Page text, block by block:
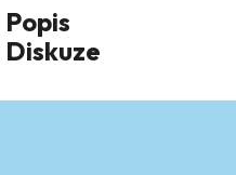
Popis
Diskuze